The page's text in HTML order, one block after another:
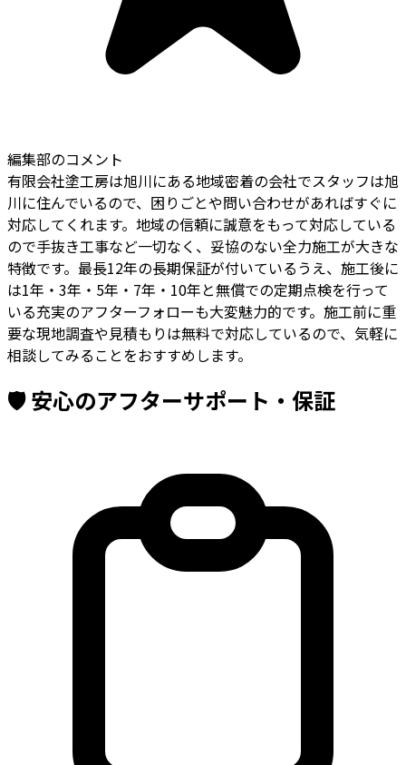
編集部のコメント
有限会社塗工房は旭川にある地域密着の会社でスタッフは旭
川に住んでいるので、困りごとや問い合わせがあればすぐに
対応してくれます。地域の信頼に誠意をもって対応している
ので手抜き工事など一切なく、妥協のない全力施工が大きな
特徴です。最長12年の長期保証が付いているうえ、施工後に
は1年・3年・5年・7年・10年と無償での定期点検を行って
いる充実のアフターフォローも大変魅力的です。施工前に重
要な現地調査や見積もりは無料で対応しているので、気軽に
相談してみることをおすすめします。
🛡️安心のアフターサポート・保証